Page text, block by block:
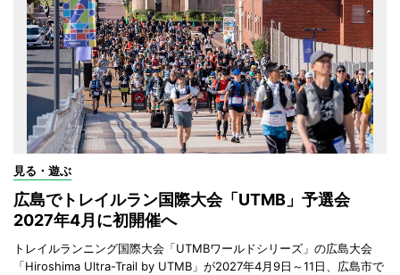
見る・遊ぶ
広島でトレイルラン国際大会「UTMB」予選会
2027年4月に初開催へ
トレイルランニング国際大会「UTMBワールドシリーズ」の広島大会
「Hiroshima Ultra-Trail by UTMB」が2027年4月9日～11日、広島市で